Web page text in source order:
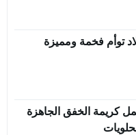
توأم فخمة ومميزة
كريمة الخفق الجاهزة